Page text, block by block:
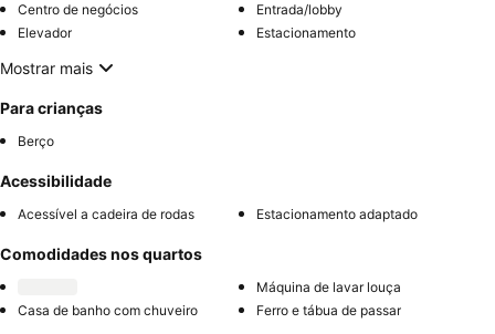
Centro de negócios
Entrada/lobby
Elevador
Estacionamento
Mostrar mais
Para crianças
Berço
Acessibilidade
Acessível a cadeira de rodas Estacionamento adaptado
Comodidades nos quartos
Máquina de lavar louça
Casa de banho com chuveiro
Ferro e tábua de passar